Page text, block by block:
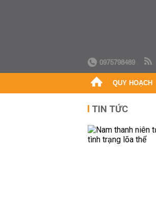
0975798489
QUY HOẠCH
TIN TỨC